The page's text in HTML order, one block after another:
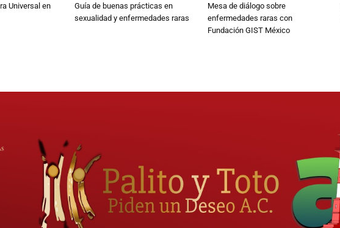
Universal en
Guía de buenas prácticas en
sexualidad y enfermedades raras
Mesa de diálogo sobre
enfermedades raras con
Fundación GIST México